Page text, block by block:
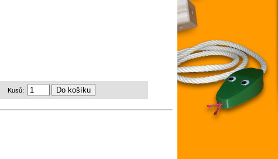
Kusů: